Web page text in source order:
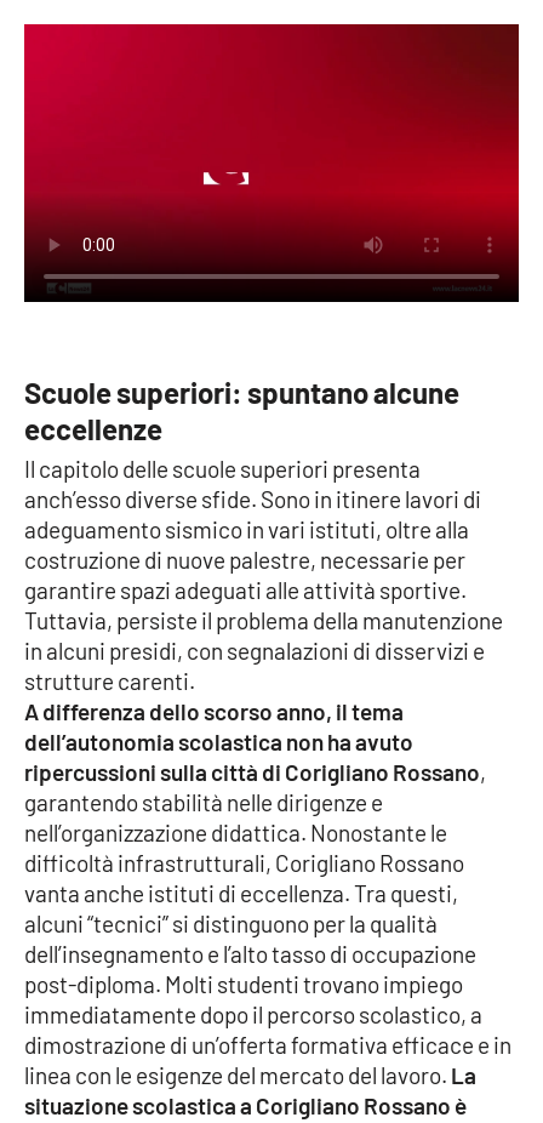
LaC OnAir
Crotone
Vibo Valentia
Cosenza
Lamezia Terme
PROGETTI
SPECIALI
Buona Sanità Calabria
LA
CALABRIAVISIONE
Destinazioni
Eventi
Food
Storie
LAC
NETWORK
Scuole superiori: spuntano alcune
eccellenze
Il capitolo delle scuole superiori presenta
anch’esso diverse sfide. Sono in itinere lavori di
adeguamento sismico in vari istituti, oltre alla
costruzione di nuove palestre, necessarie per
garantire spazi adeguati alle attività sportive.
Tuttavia, persiste il problema della manutenzione
in alcuni presidi, con segnalazioni di disservizi e
strutture carenti.
A differenza dello scorso anno, il tema
dell’autonomia scolastica non ha avuto
ripercussioni sulla città di Corigliano Rossano,
garantendo stabilità nelle dirigenze e
nell’organizzazione didattica. Nonostante le
difficoltà infrastrutturali, Corigliano Rossano
vanta anche istituti di eccellenza. Tra questi,
alcuni “tecnici” si distinguono per la qualità
dell’insegnamento e l’alto tasso di occupazione
post-diploma. Molti studenti trovano impiego
immediatamente dopo il percorso scolastico, a
dimostrazione di un’offerta formativa efficace e in
linea con le esigenze del mercato del lavoro. La
situazione scolastica a Corigliano Rossano è